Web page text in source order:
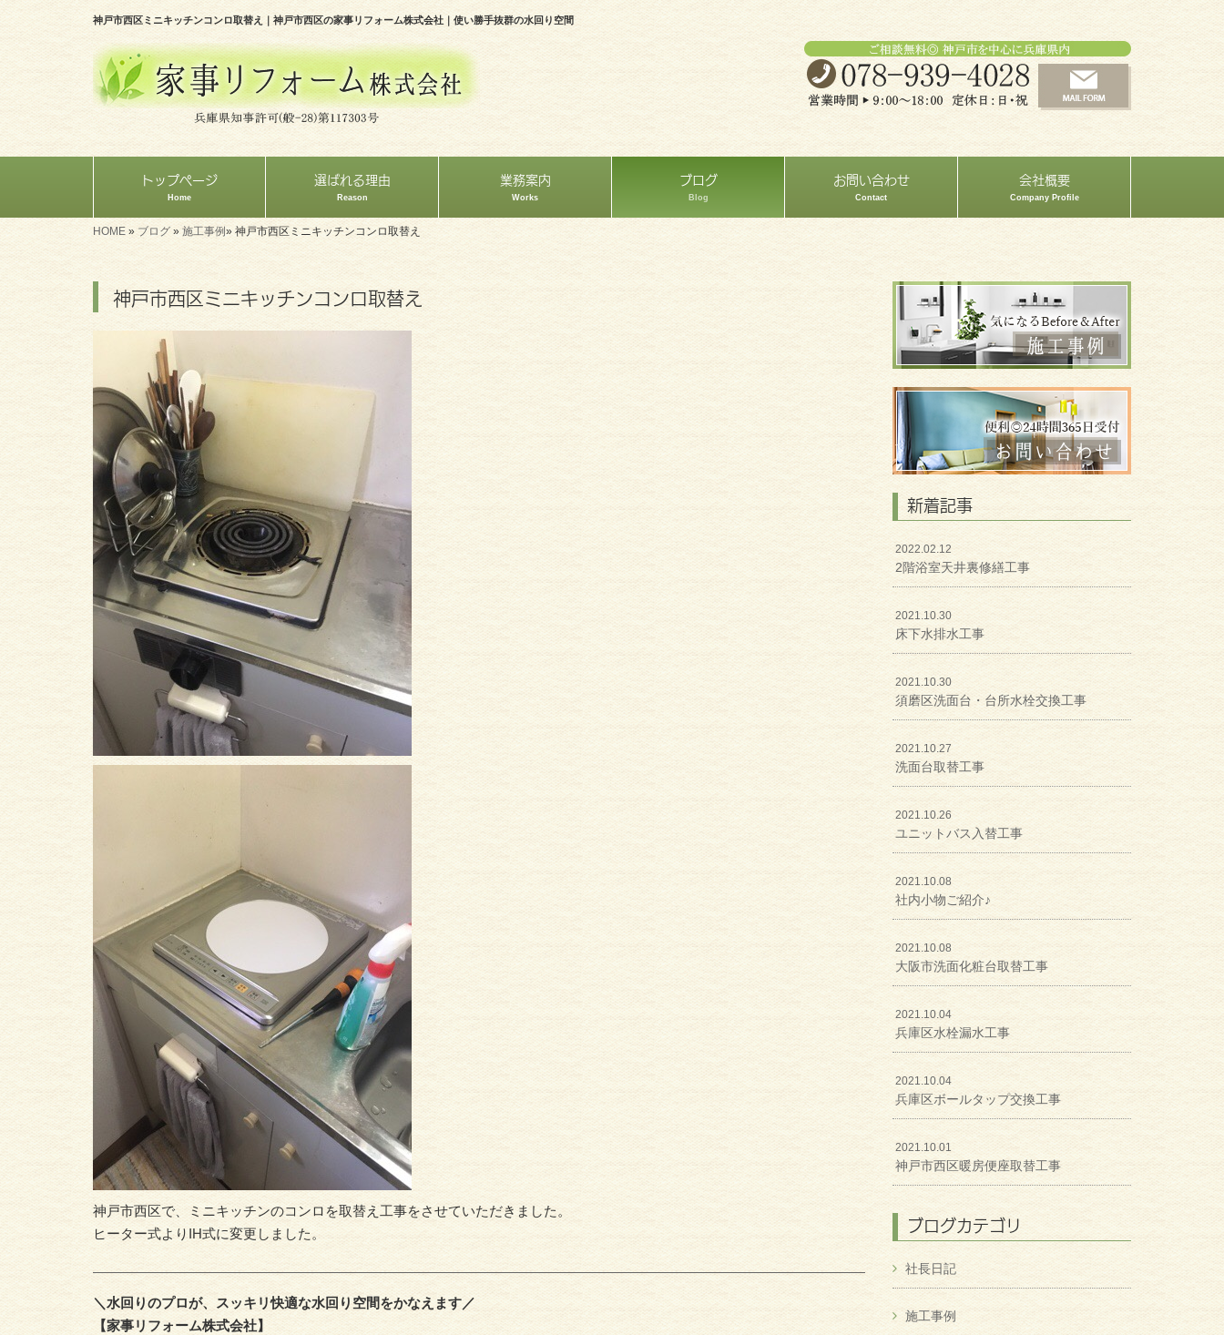
神戸市西区ミニキッチンコンロ取替え｜神戸市西区の家事リフォーム株式会社｜使い勝手抜群の水回り空間
トップページ
Home
選ばれる理由
Reason
業務案内
Works
ブログ
Blog
お問い合わせ
Contact
会社概要
Company Profile
HOME » ブログ » 施工事例» 神戸市西区ミニキッチンコンロ取替え
神戸市西区ミニキッチンコンロ取替え
神戸市西区で、ミニキッチンのコンロを取替え工事をさせていただきました。
ヒーター式よりIH式に変更しました。
＼水回りのプロが、スッキリ快適な水回り空間をかなえます／
【家事リフォーム株式会社】
新着記事
2022.02.12
2階浴室天井裏修繕工事
2021.10.30
床下水排水工事
2021.10.30
須磨区洗面台・台所水栓交換工事
2021.10.27
洗面台取替工事
2021.10.26
ユニットバス入替工事
2021.10.08
社内小物ご紹介♪
2021.10.08
大阪市洗面化粧台取替工事
2021.10.04
兵庫区水栓漏水工事
2021.10.04
兵庫区ボールタップ交換工事
2021.10.01
神戸市西区暖房便座取替工事
ブログカテゴリ
社長日記
施工事例